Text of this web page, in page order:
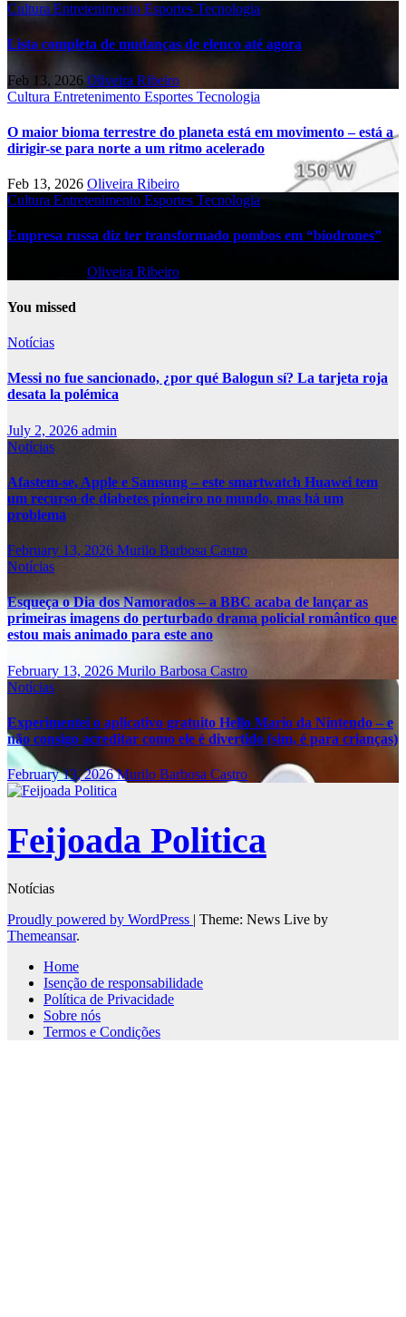
Cultura Entretenimento Esportes Tecnologia
Lista completa de mudanças de elenco até agora
Feb 13, 2026 Oliveira Ribeiro
Cultura Entretenimento Esportes Tecnologia
O maior bioma terrestre do planeta está em movimento – está a
dirigir-se para norte a um ritmo acelerado
Feb 13, 2026 Oliveira Ribeiro
Cultura Entretenimento Esportes Tecnologia
Empresa russa diz ter transformado pombos em “biodrones”
Oliveira Ribeiro
You missed
Notícias
Messi no fue sancionado, ¿por qué Balogun sí? La tarjeta roja
desata la polémica
July 2, 2026 admin
Notícias
Afastem-se, Apple e Samsung – este smartwatch Huawei tem
um recurso de diabetes pioneiro no mundo, mas há um
problema
February 13, 2026 Murilo Barbosa Castro
Notícias
Esqueça o Dia dos Namorados – a BBC acaba de lançar as
primeiras imagens do perturbado drama policial romântico que
estou mais animado para este ano
February 13, 2026 Murilo Barbosa Castro
Notícias
Experimentei o aplicativo gratuito Hello Mario da Nintendo – e
não consigo acreditar como ele é divertido (sim, é para crianças)
February 13, 2026Murilo Barbosa Castro
Feijoada Politica
Notícias
Proudly powered by WordPress | Theme: News Live by
Themeansar.
Home
Isenção de responsabilidade
Política de Privacidade
Sobre nós
Termos e Condições